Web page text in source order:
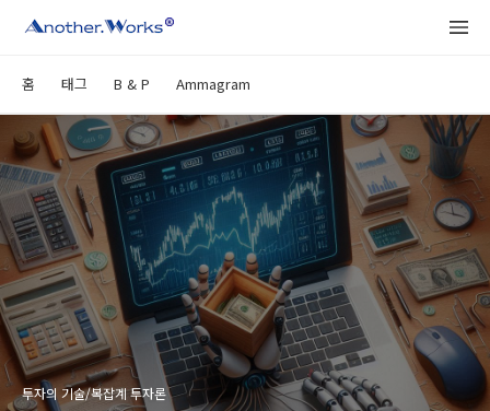
홈 태그 B & P Ammagram
투자의 기술/복잡계 투자론